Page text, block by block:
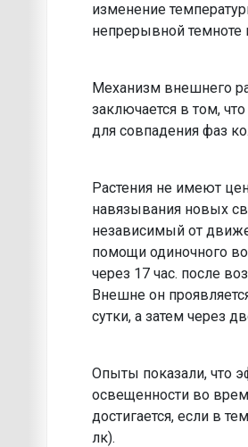
изменение
непрерывной темноте
Механизм внешнего
заключается в том,
для совпадения фаз
Растения не имеют
навязыва­ния новых
независимый от
помощи одиночного
через 17 час. после
Внешне он
сутки, а затем через
Опыты показали, что
освещен­ности во
достигается, если в
лк).